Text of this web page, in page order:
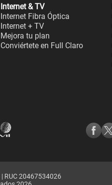
Internet & TV
Internet Fibra Óptica
Internet + TV
Mejora tu plan
Conviértete en Full Claro
RUC 20467534026